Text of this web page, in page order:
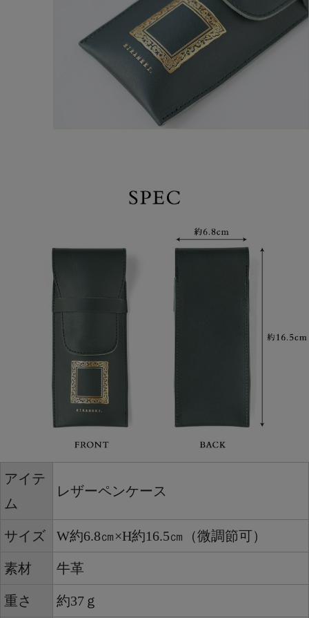
アイテ
ム
レザーペンケース
サイズ W約6.8㎝×H約16.5㎝（微調節可）
素材 牛革
重さ 約37ｇ